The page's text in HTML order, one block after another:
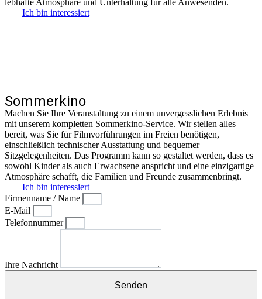
lebhafte Atmosphäre und Unterhaltung für alle Anwesenden.
Ich bin interessiert
Sommerkino
Machen Sie Ihre Veranstaltung zu einem unvergesslichen Erlebnis
mit unserem kompletten Sommerkino-Service. Wir stellen alles
bereit, was Sie für Filmvorführungen im Freien benötigen,
einschließlich technischer Ausstattung und bequemer
Sitzgelegenheiten. Das Programm kann so gestaltet werden, dass es
sowohl Kinder als auch Erwachsene anspricht und eine einzigartige
Atmosphäre schafft, die Familien und Freunde zusammenbringt.
Ich bin interessiert
Firmenname / Name
E-Mail
Telefonnummer
Ihre Nachricht
Senden